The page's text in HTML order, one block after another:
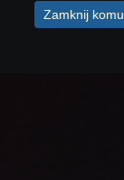
Zamknij